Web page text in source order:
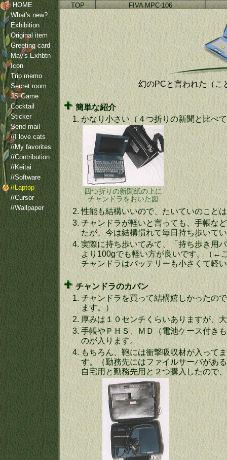
HOME
What's new?
Exhibition
Original item
Greeting card
May's Exhbtn
Icon
Trip memo
Secret room
JS Game
Cocktail
Sticker
Send mail
//I love cats
//My favorites
//Contribution
//Keitai
//Software
//Laptop
//Cursor
//Wallpaper
TOP FIVA MPC-106
幻のPCと言われた（こ
簡単な紹介
1. かなり小さい（４つ折りの新聞と比べ
四つ折りの新聞紙の上に
チャンドラをおいた図
2. 性能も結構いいので、たいていのこと
3. チャンドラが軽いと言っても、手帳な
たが、今は結構慣れて毎日持ち歩いて
4. 実際に持ち歩いてみて、「持ち歩き用
より100gでも軽い方が良いです。（←
チャンドラはバッテリーも小さくて軽
チャンドラのカバン
1. チャンドラを買って結構嬉しかったの
ます。）
2. 厚みは１０センチくらいありますが、
3. 手帳やＰＨＳ、ＭＤ（電池ケース付き
のが入ります。
4. もちろん、鞄には衝撃吸収材が入って
す。（勤務先にはファイルサーバがあ
自宅用と勤務先用と２つ購入したので